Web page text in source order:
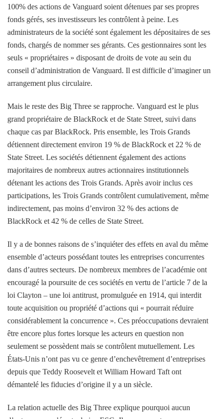
100% des actions de Vanguard soient détenues par ses propres
fonds gérés, ses investisseurs les contrôlent à peine. Les
administrateurs de la société sont également les dépositaires de ses
fonds, chargés de nommer ses gérants. Ces gestionnaires sont les
seuls « propriétaires » disposant de droits de vote au sein du
conseil d’administration de Vanguard. Il est difficile d’imaginer un
arrangement plus circulaire.
Mais le reste des Big Three se rapproche. Vanguard est le plus
grand propriétaire de BlackRock et de State Street, suivi dans
chaque cas par BlackRock. Pris ensemble, les Trois Grands
détiennent directement environ 19 % de BlackRock et 22 % de
State Street. Les sociétés détiennent également des actions
majoritaires de nombreux autres actionnaires institutionnels
détenant les actions des Trois Grands. Après avoir inclus ces
participations, les Trois Grands contrôlent cumulativement, même
indirectement, pas moins d’environ 32 % des actions de
BlackRock et 42 % de celles de State Street.
Il y a de bonnes raisons de s’inquiéter des effets en aval du même
ensemble d’acteurs possédant toutes les entreprises concurrentes
dans d’autres secteurs. De nombreux membres de l’académie ont
encouragé la poursuite de ces sociétés en vertu de l’article 7 de la
loi Clayton – une loi antitrust, promulguée en 1914, qui interdit
toute acquisition ou propriété d’actions qui « pourrait réduire
considérablement la concurrence ». Ces préoccupations devraient
être encore plus fortes lorsque les acteurs en question non
seulement se possèdent mais se contrôlent mutuellement. Les
États-Unis n’ont pas vu ce genre d’enchevêtrement d’entreprises
depuis que Teddy Roosevelt et William Howard Taft ont
démantelé les fiducies d’origine il y a un siècle.
La relation actuelle des Big Three explique pourquoi aucun